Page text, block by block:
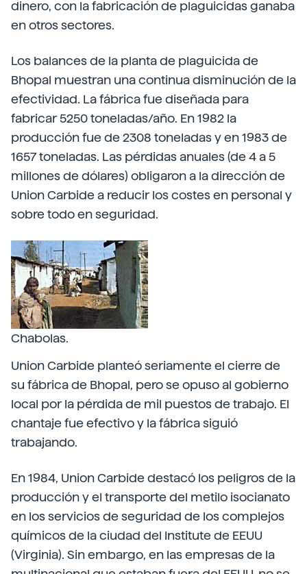
dinero, con la fabricación de plaguicidas ganaba
en otros sectores.
Los balances de la planta de plaguicida de
Bhopal muestran una continua disminución de la
efectividad. La fábrica fue diseñada para
fabricar 5250 toneladas/año. En 1982 la
producción fue de 2308 toneladas y en 1983 de
1657 toneladas. Las pérdidas anuales (de 4 a 5
millones de dólares) obligaron a la dirección de
Union Carbide a reducir los costes en personal y
sobre todo en seguridad.
Chabolas.
Union Carbide planteó seriamente el cierre de
su fábrica de Bhopal, pero se opuso al gobierno
local por la pérdida de mil puestos de trabajo. El
chantaje fue efectivo y la fábrica siguió
trabajando.
En 1984, Union Carbide destacó los peligros de la
producción y el transporte del metilo isocianato
en los servicios de seguridad de los complejos
químicos de la ciudad del Institute de EEUU
(Virginia). Sin embargo, en las empresas de la